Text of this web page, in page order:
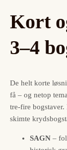
Kort
3–4
De helt korte
få – og netop
tre-fire
skimte
SAGN –